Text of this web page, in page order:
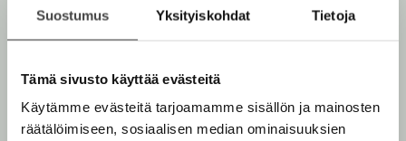
Suostumus Yksityiskohdat Tietoja
Tämä sivusto käyttää evästeitä
Käytämme evästeitä tarjoamamme sisällön ja mainosten
räätälöimiseen, sosiaalisen median ominaisuuksien
Teokset
Syyskuu 2026